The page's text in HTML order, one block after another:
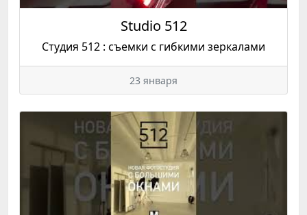
Studio 512
Студия 512 : съемки с гибкими зеркалами
23 января